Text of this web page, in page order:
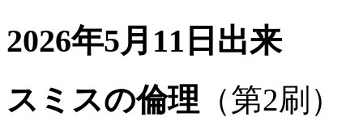
2026年5月11日出来
スミスの倫理 （第2刷）